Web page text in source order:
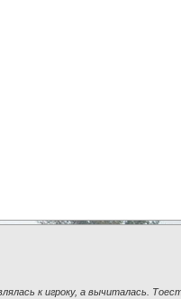
к игроку, а вычиталась.